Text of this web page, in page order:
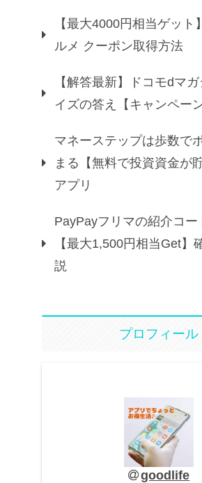
【最大4000円相当ゲット
ルメ クーポン取得方法
【解答最新】ドコモdマ
イズの答え【キャンペー
マネーステップは歩数で
まる【無料で投資資金が
アプリ
PayPayフリマの紹介コー
【最大1,500円相当Get】
説
プロフィール
goodlife